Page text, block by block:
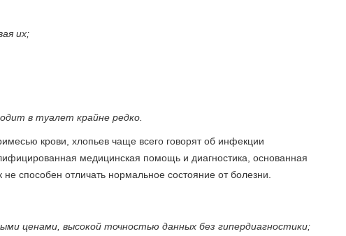
их;
в туалет крайне редко.
крови, хлопьев чаще всего говорят об инфекции
медицинская помощь и диагностика, основанная
способен отличать нормальное состояние от болезни.
ценами, высокой точностью данных без гипердиагностики;